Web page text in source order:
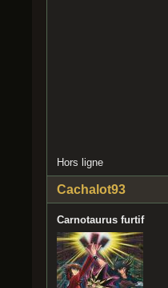
Hors ligne
Cachalot93
Carnotaurus furtif